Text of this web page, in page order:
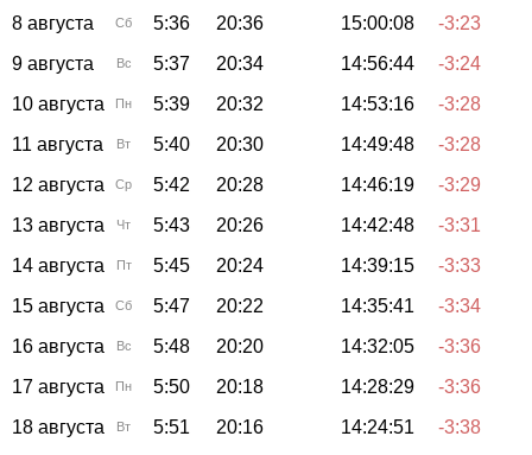
8 августа
Сб 5:36 20:36 15:00:08
-3:23
9 августа
Вс 5:37 20:34 14:56:44
-3:24
10 августа
Пн 5:39 20:32 14:53:16
-3:28
11 августа
Вт 5:40 20:30 14:49:48
-3:28
12 августа
Ср 5:42 20:28 14:46:19
-3:29
13 августа
Чт 5:43 20:26 14:42:48
-3:31
14 августа
Пт 5:45 20:24 14:39:15
-3:33
15 августа
Сб 5:47 20:22 14:35:41
-3:34
16 августа
Вс 5:48 20:20 14:32:05
-3:36
17 августа
Пн 5:50 20:18 14:28:29
-3:36
18 августа
Вт 5:51 20:16 14:24:51
-3:38